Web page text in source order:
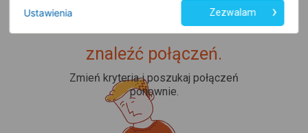
Upss... Nie udało nam się
znaleźć połączeń.
Zmień kryteria i poszukaj połączeń
ponownie.
Ustawienia Zezwalam